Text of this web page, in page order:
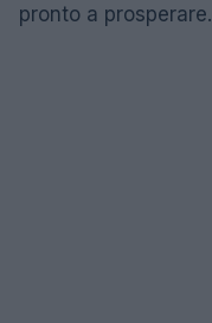
pronto a prosperare.